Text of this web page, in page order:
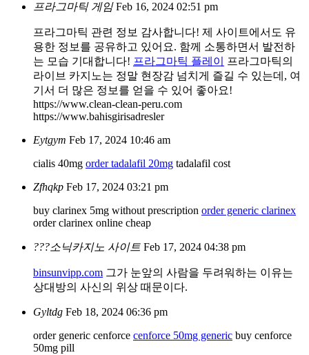
프라그마틱 게임Feb 16, 2024 02:51 pm
프라그마틱 관련 정보 감사합니다! 제 사이트에서도 유
용한 정보를 공유하고 있어요. 함께 소통하면서 발전하
는 모습 기대합니다! 프라그마틱 플레이
프라그마틱의
라이브 카지노는 정말 현장감 넘치게 즐길 수 있는데, 여
기서 더 많은 정보를 얻을 수 있어 좋아요!
https://www.clean-clean-peru.com
https://www.bahisgirisadresler
Eytgym Feb 17, 2024 10:46 am
cialis 40mg order tadalafil 20mg tadalafil cost
Zfhqkp Feb 17, 2024 03:21 pm
buy clarinex 5mg without prescription order generic clarinex
order clarinex online cheap
???소닉카지노 사이트 Feb 17, 2024 04:38 pm
binsunvipp.com 그가 눈앞의 사람을 두려워하는 이유는
상대방의 사신의 위상 때문이다.
Gyltdg Feb 18, 2024 06:36 pm
order generic cenforce cenforce 50mg generic buy cenforce
50mg pill